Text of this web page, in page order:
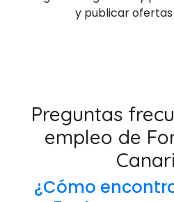
y publicar
Preguntas
empleo de
¿Cómo